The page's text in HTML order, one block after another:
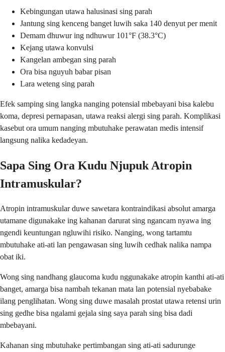
Kebingungan utawa halusinasi sing parah
Jantung sing kenceng banget luwih saka 140 denyut per menit
Demam dhuwur ing ndhuwur 101°F (38.3°C)
Kejang utawa konvulsi
Kangelan ambegan sing parah
Ora bisa nguyuh babar pisan
Lara weteng sing parah
Efek samping sing langka nanging potensial mbebayani bisa kalebu
koma, depresi pernapasan, utawa reaksi alergi sing parah. Komplikasi
kasebut ora umum nanging mbutuhake perawatan medis intensif
langsung nalika kedadeyan.
Sapa Sing Ora Kudu Njupuk Atropin
Intramuskular?
Atropin intramuskular duwe sawetara kontraindikasi absolut amarga
utamane digunakake ing kahanan darurat sing ngancam nyawa ing
ngendi keuntungan ngluwihi risiko. Nanging, wong tartamtu
mbutuhake ati-ati lan pengawasan sing luwih cedhak nalika nampa
obat iki.
Wong sing nandhang glaucoma kudu nggunakake atropin kanthi ati-ati
banget, amarga bisa nambah tekanan mata lan potensial nyebabake
ilang penglihatan. Wong sing duwe masalah prostat utawa retensi urin
sing gedhe bisa ngalami gejala sing saya parah sing bisa dadi
mbebayani.
Kahanan sing mbutuhake pertimbangan sing ati-ati sadurunge